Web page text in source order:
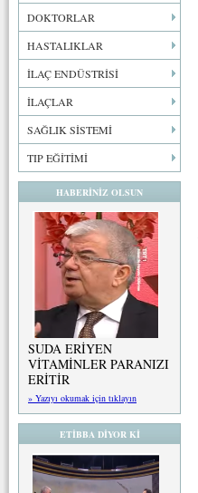
DOKTORLAR
HASTALIKLAR
İLAÇ ENDÜSTRİSİ
İLAÇLAR
SAĞLIK SİSTEMİ
TIP EĞİTİMİ
HABERİNİZ OLSUN
SUDA ERİYEN
VİTAMİNLER PARANIZI
ERİTİR
» Yazıyı okumak için tıklayın
ETİBBA DİYOR Kİ